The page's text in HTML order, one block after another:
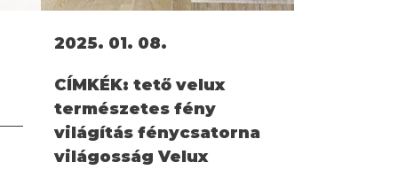
2025. 01. 08.
CÍMKÉK: tető velux
természetes fény
világítás fénycsatorna
világosság Velux